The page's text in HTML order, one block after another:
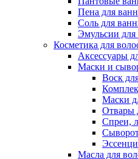
Пена для
Соль для
Эмульсии
Косметика для
Аксессуары
Маски и
Воск
Маски
Отвары
Спреи,
Масла для